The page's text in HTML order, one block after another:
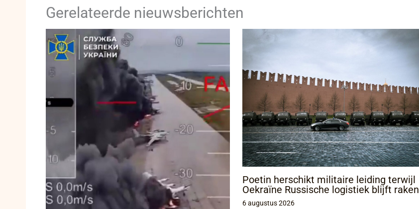
Gerelateerde nieuwsberichten
Poetin herschikt militaire leiding terwijl
Oekraïne Russische logistiek blijft raken
6 augustus 2026